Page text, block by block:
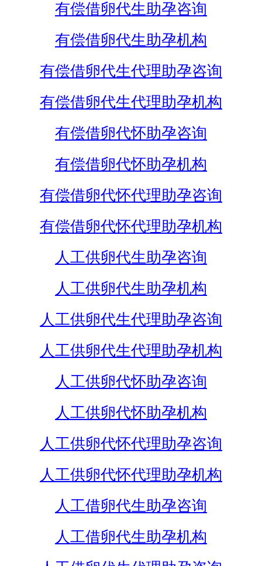
有偿借卵代生助孕咨询
有偿借卵代生助孕机构
有偿借卵代生代理助孕咨询
有偿借卵代生代理助孕机构
有偿借卵代怀助孕咨询
有偿借卵代怀助孕机构
有偿借卵代怀代理助孕咨询
有偿借卵代怀代理助孕机构
人工供卵代生助孕咨询
人工供卵代生助孕机构
人工供卵代生代理助孕咨询
人工供卵代生代理助孕机构
人工供卵代怀助孕咨询
人工供卵代怀助孕机构
人工供卵代怀代理助孕咨询
人工供卵代怀代理助孕机构
人工借卵代生助孕咨询
人工借卵代生助孕机构